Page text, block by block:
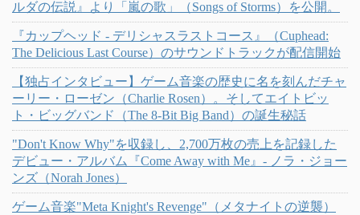
ルダの伝説』より「嵐の歌」（Songs of Storms）を公開。
『カップヘッド - デリシャスラストコース』（Cuphead:
The Delicious Last Course）のサウンドトラックが配信開始
【独占インタビュー】ゲーム音楽の歴史に名を刻んだチャ
ーリー・ローゼン（Charlie Rosen）。そしてエイトビッ
ト・ビッグバンド（The 8-Bit Big Band）の誕生秘話
"Don't Know Why"を収録し、2,700万枚の売上を記録した
デビュー・アルバム『Come Away with Me』- ノラ・ジョー
ンズ（Norah Jones）
ゲーム音楽"Meta Knight's Revenge"（メタナイトの逆襲）